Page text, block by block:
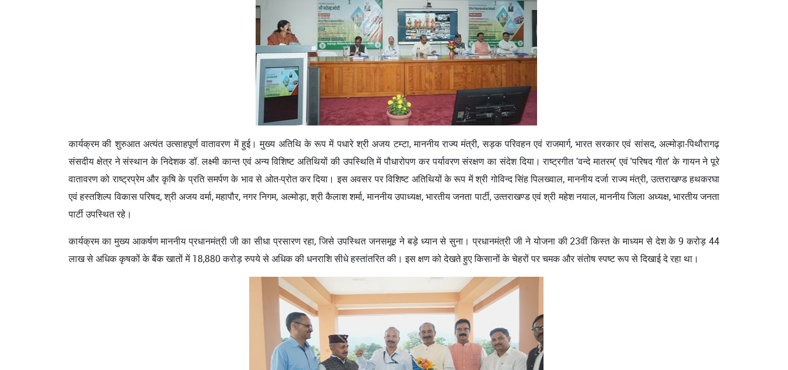
कार्यक्रम की शुरुआत अत्यंत उत्साहपूर्ण वातावरण में हुई। मुख्य अतिथि के रूप में पधारे श्री अजय टम्‍टा, माननीय राज्‍य मंत्री, सड़क परिवहन एवं राजमार्ग, भारत सरकार एवं सांसद, अल्मोड़ा-पिथौरागढ़
संसदीय क्षेत्र ने संस्थान के निदेशक डॉ. लक्ष्‍मी कान्‍त एवं अन्य विशिष्ट अतिथियों की उपस्थिति में पौधारोपण कर पर्यावरण संरक्षण का संदेश दिया। राष्‍ट्रगीत 'वन्दे मातरम्' एवं 'परिषद गीत' के गायन ने पूरे
वातावरण को राष्ट्रप्रेम और कृषि के प्रति समर्पण के भाव से ओत-प्रोत कर दिया। इस अवसर पर विशिष्‍ट अतिथियों के रूप में श्री गोविन्‍द सिंह पिलख्‍वाल, माननीय दर्जा राज्‍य मंत्री, उत्‍तराखण्‍ड हथकरघा
एवं हस्‍तशिल्‍प विकास परिषद, श्री अजय वर्मा, महापौर, नगर निगम, अल्‍मोड़ा, श्री कैलाश शर्मा, माननीय उपाध्‍यक्ष, भारतीय जनता पार्टी, उत्‍तराखण्‍ड एवं श्री महेश नयाल, माननीय जिला अध्‍यक्ष, भारतीय जनता
पार्टी उपस्थित रहे।
कार्यक्रम का मुख्य आकर्षण माननीय प्रधानमंत्री जी का सीधा प्रसारण रहा, जिसे उपस्थित जनसमूह ने बड़े ध्यान से सुना। प्रधानमंत्री जी ने योजना की 23वीं किस्त के माध्यम से देश के 9 करोड़ 44
लाख से अधिक कृषकों के बैंक खातों में 18,880 करोड़ रुपये से अधिक की धनराशि सीधे हस्तांतरित की। इस क्षण को देखते हुए किसानों के चेहरों पर चमक और संतोष स्पष्ट रूप से दिखाई दे रहा था।